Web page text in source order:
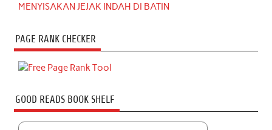
MENYISAKAN JEJAK INDAH DI BATIN
PAGE RANK CHECKER
GOOD READS BOOK SHELF